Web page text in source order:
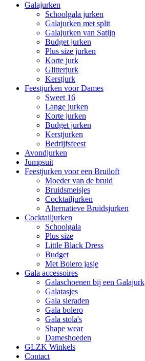
Galajurken
Schoolgala jurken
Galajurken met split
Galajurken van Satijn
Budget jurken
Plus size jurken
Korte jurk
Glitterjurk
Kerstjurk
Feestjurken voor Dames
Sweet 16
Lange jurken
Korte jurken
Budget jurken
Kerstjurken
Bedrijfsfeest
Avondjurken
Jumpsuit
Feestjurken voor een Bruiloft
Moeder van de bruid
Bruidsmeisjes
Cocktailjurken
Alternatieve Bruidsjurken
Cocktailjurken
Schoolgala
Plus size
Little Black Dress
Budget
Met Bolero jasje
Gala accessoires
Galaschoenen bij een Galajurk
Galatasjes
Gala sieraden
Gala bolero
Gala stola's
Shape wear
Dameshoeden
GLZK Winkels
Contact